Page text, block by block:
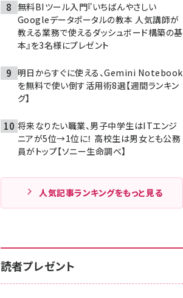
無料BIツール入門『いちばんやさしい
Googleデータポータルの教本 人気講師が
教える業務で使えるダッシュボード構築の基
本』を3名様にプレゼント
明日からすぐに使える、Gemini Notebook
を無料で使い倒す活用術8選【週間ランキン
グ】
将来なりたい職業、男子中学生はITエンジ
ニアが5位→1位に！ 高校生は男女とも公務
員がトップ【ソニー生命調べ】
人気記事ランキングをもっと見る
読者プレゼント